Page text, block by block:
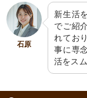
石原
新生活
でご紹
れてお
事に専
活をス